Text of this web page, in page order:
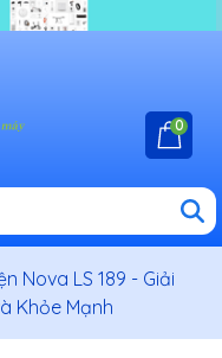
0
Nova LS 189 - Giải
Khỏe Mạnh